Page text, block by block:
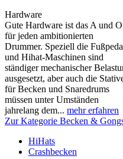
Hardware
Gute Hardware ist das A und O
für jeden ambitionierten
Drummer. Speziell die
und Hihat-Maschinen sind
ständiger mechanischer
ausgesetzt, aber auch die
für Becken und Snaredrums
müssen unter Umständen
jahrelang dem... mehr erfahren
Zur Kategorie Becken &
HiHats
Crashbecken